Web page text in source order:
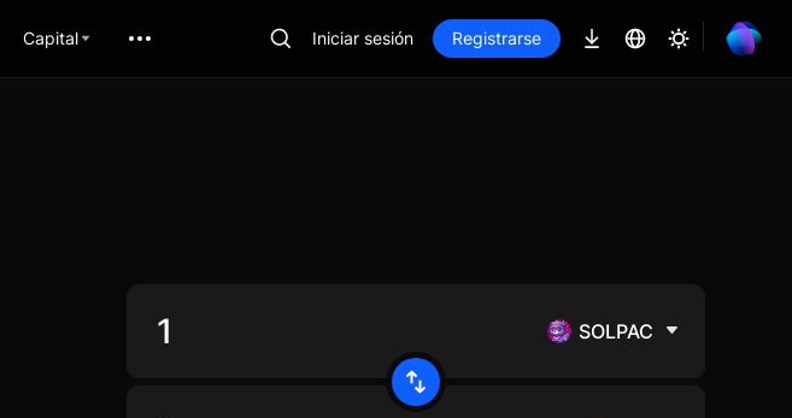
Capital Iniciar sesión Registrarse
SOLPAC